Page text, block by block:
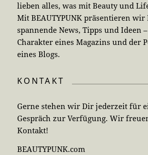
lieben alles, was mit Beauty und
Mit BEAUTYPUNK präsentieren
spannende News, Tipps und Ideen
Charakter eines Magazins und der
eines Blogs.
KONTAKT
Gerne stehen wir Dir jederzeit für
Gespräch zur Verfügung. Wir
Kontakt!
BEAUTYPUNK.com